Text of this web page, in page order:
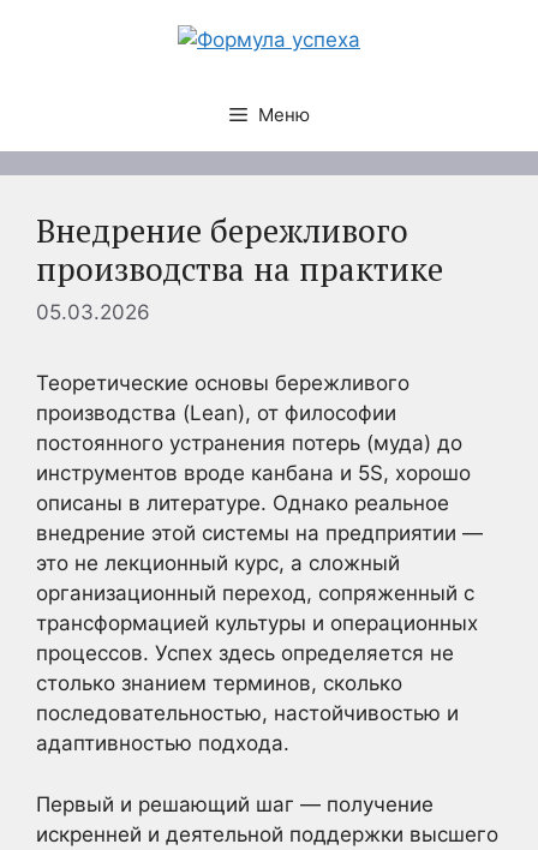
Меню
Внедрение бережливого
производства на практике
05.03.2026
Теоретические основы бережливого
производства (Lean), от философии
постоянного устранения потерь (муда) до
инструментов вроде канбана и 5S, хорошо
описаны в литературе. Однако реальное
внедрение этой системы на предприятии —
это не лекционный курс, а сложный
организационный переход, сопряженный с
трансформацией культуры и операционных
процессов. Успех здесь определяется не
столько знанием терминов, сколько
последовательностью, настойчивостью и
адаптивностью подхода.
Первый и решающий шаг — получение
искренней и деятельной поддержки высшего